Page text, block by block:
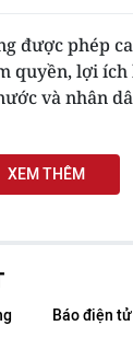
được phép
quyền, lợi ích
và nhân
XEM THÊM
Báo điện